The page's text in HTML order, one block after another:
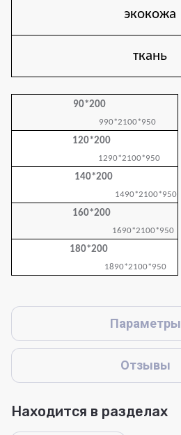
экокожа
ткань
90*200
990*2100*950
120*200
1290*2100*950
140*200
1490*2100*950
160*200
1690*2100*950
180*200
1890*2100*950
Параметры
Отзывы
Находится в разделах